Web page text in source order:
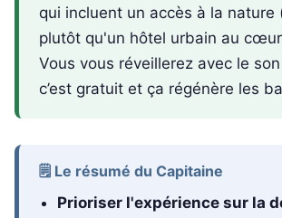
qui incluent un accès à la nature
plutôt qu'un hôtel urbain au
Vous vous réveillerez avec le son
c’est gratuit et ça régénère les
🗒️ Le résumé du Capitaine
Prioriser l'expérience sur la